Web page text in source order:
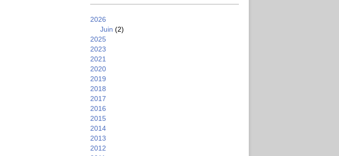
2026
Juin (2)
2025
2023
2021
2020
2019
2018
2017
2016
2015
2014
2013
2012